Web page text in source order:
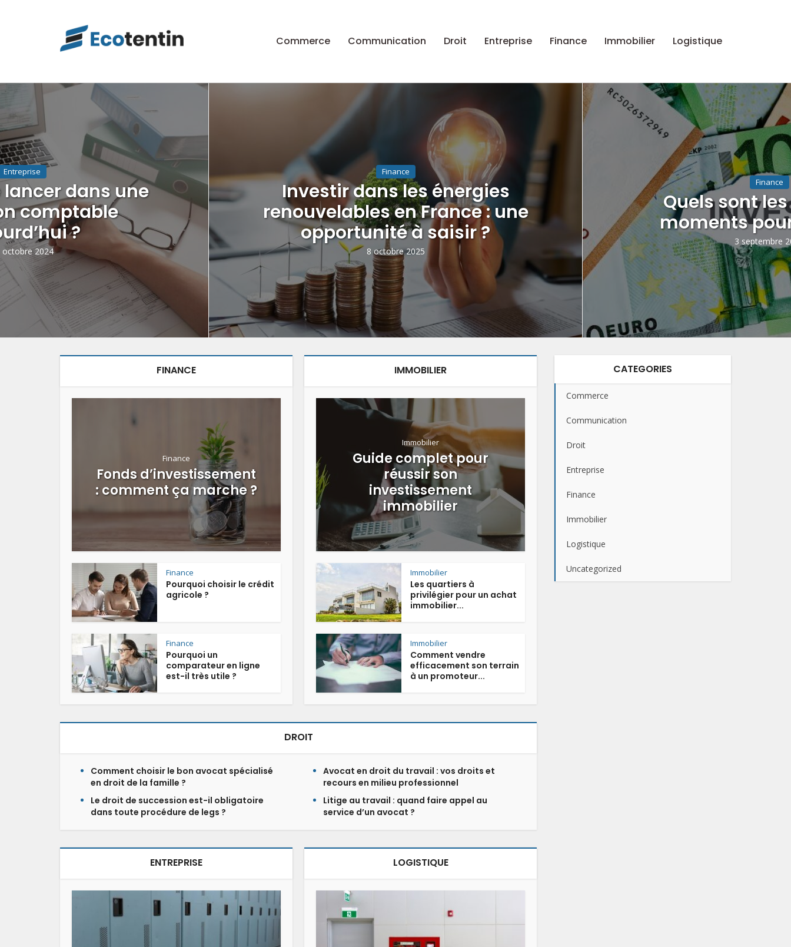
Commerce Communication Droit Entreprise Finance Immobilier Logistique
Entreprise
dans une
comptable
?
octobre 2024
Finance
Investir dans les énergies
renouvelables en France : une
opportunité à saisir ?
8 octobre 2025
Finance
Quels sont
moments
3 septembre
FINANCE
Finance
Fonds d’investissement
: comment ça marche ?
Finance
Pourquoi choisir le crédit
agricole ?
Finance
Pourquoi un
comparateur en ligne
est-il très utile ?
IMMOBILIER
Immobilier
Guide complet pour
réussir son
investissement
immobilier
Immobilier
Les quartiers à
privilégier pour un achat
immobilier...
Immobilier
Comment vendre
efficacement son terrain
à un promoteur...
DROIT
Comment choisir le bon avocat spécialisé
en droit de la famille ?
Avocat en droit du travail : vos droits et
recours en milieu professionnel
Le droit de succession est-il obligatoire
dans toute procédure de legs ?
Litige au travail : quand faire appel au
service d’un avocat ?
ENTREPRISE LOGISTIQUE
CATEGORIES
Commerce
Communication
Droit
Entreprise
Finance
Immobilier
Logistique
Uncategorized